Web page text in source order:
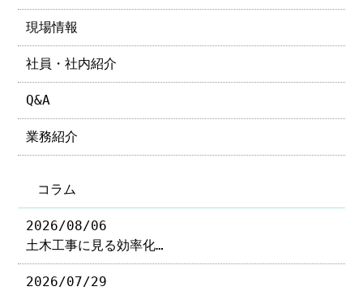
現場情報
社員・社内紹介
Q&A
業務紹介
コラム
2026/08/06
土木工事に見る効率化…
2026/07/29